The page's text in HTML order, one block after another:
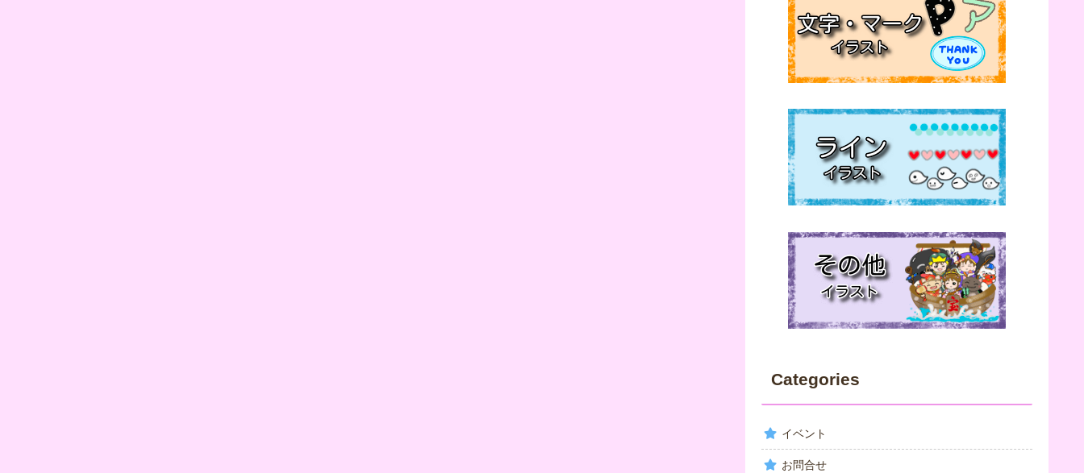
Categories
イベント
お問合せ